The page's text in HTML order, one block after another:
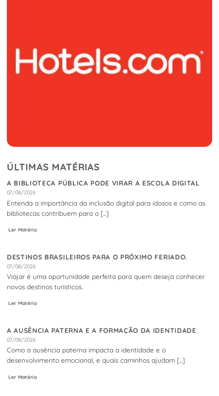
ÚLTIMAS MATÉRIAS
A BIBLIOTECA PÚBLICA PODE VIRAR A ESCOLA DIGITAL
07/08/2026
Entenda a importância da inclusão digital para idosos e como as
bibliotecas contribuem para o [...]
Ler Matéria
DESTINOS BRASILEIROS PARA O PRÓXIMO FERIADO.
07/08/2026
Viajar é uma oportunidade perfeita para quem deseja conhecer
novos destinos turísticos.
Ler Matéria
A AUSÊNCIA PATERNA E A FORMAÇÃO DA IDENTIDADE
07/08/2026
Como a ausência paterna impacta a identidade e o
desenvolvimento emocional, e quais caminhos ajudam [...]
Ler Matéria